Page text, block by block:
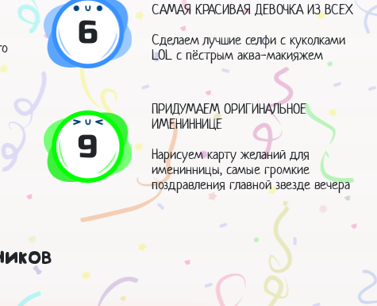
6
САМАЯ КРАСИВАЯ ДЕВОЧКА ИЗ ВСЕХ
Сделаем лучшие селфи с куколками
LOL с пёстрым аква-макияжем
9
ПРИДУМАЕМ ОРИГИНАЛЬНОЕ
ИМЕНИННИЦЕ
Нарисуем карту желаний для
именинницы, самые громкие
поздравления главной звезде вечера